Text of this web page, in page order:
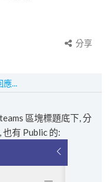
分享
應...
區塊標題底下, 分
有 Public 的: